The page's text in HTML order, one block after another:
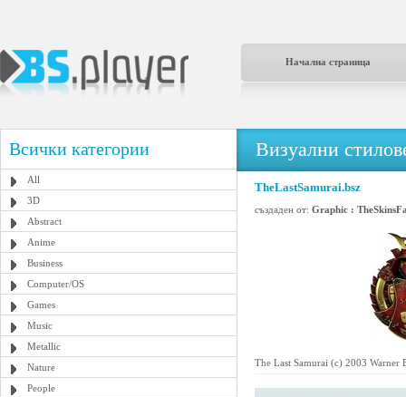
Начална страница
Всички категории
All
3D
Abstract
Anime
Business
Computer/OS
Games
Music
Metallic
Nature
People
Визуални
TheLastSamurai.bsz
създаден от: Graphic :
The Last Samurai (c) 2003 Warner